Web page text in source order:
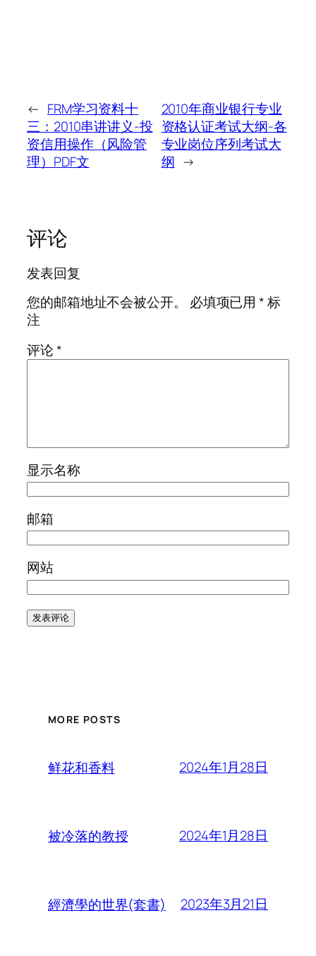
← FRM学习资料十
三：2010串讲讲义-投
资信用操作（风险管
理）PDF文
2010年商业银行专业
资格认证考试大纲-各
专业岗位序列考试大
纲 →
评论
发表回复
您的邮箱地址不会被公开。
必填项已用*标
注
评论*
显示名称
邮箱
网站
MORE POSTS
鲜花和香料 2024年1月28日
被冷落的教授 2024年1月28日
經濟學的世界(套書) 2023年3月21日